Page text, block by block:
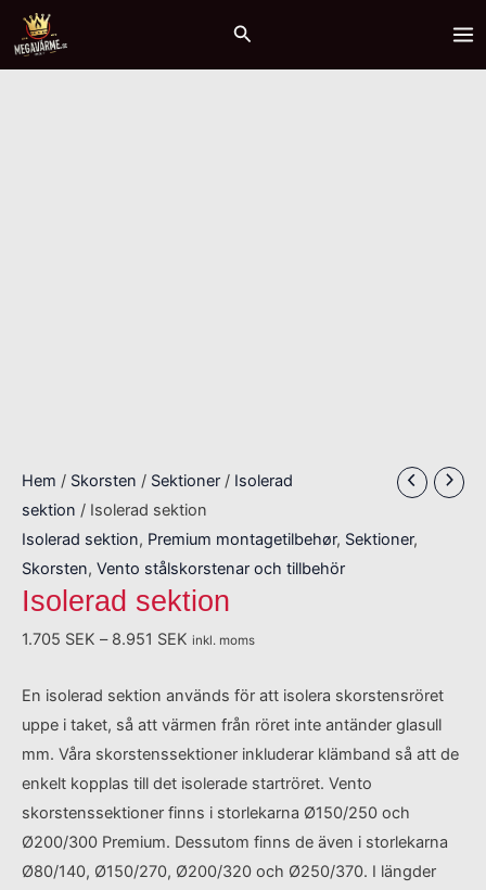
Hoppa
innehåll
Sök
Hem / Skorsten / Sektioner / Isolerad
sektion / Isolerad sektion
Isolerad sektion, Premium montagetilbehør, Sektioner,
Skorsten, Vento stålskorstenar och tillbehör
Isolerad sektion
1.705 SEK – 8.951 SEK inkl. moms
En isolerad sektion används för att isolera skorstensröret
uppe i taket, så att värmen från röret inte antänder glasull
mm. Våra skorstenssektioner inkluderar klämband så att de
enkelt kopplas till det isolerade startröret. Vento
skorstenssektioner finns i storlekarna Ø150/250 och
Ø200/300 Premium. Dessutom finns de även i storlekarna
Ø80/140, Ø150/270, Ø200/320 och Ø250/370. I längder
Isolerad
sektion
mängd